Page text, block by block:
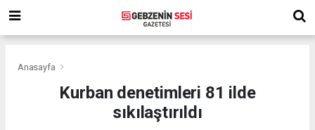
Anasayfa
Kurban denetimleri 81 ilde
sıkılaştırıldı